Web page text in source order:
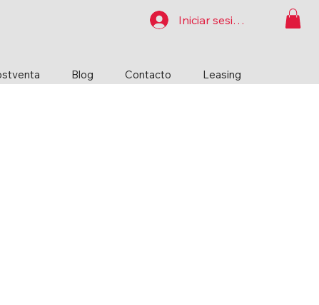
Blog Contacto Leasing
Iniciar sesión